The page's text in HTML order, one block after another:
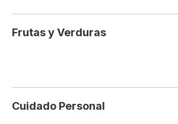
Frutas y Verduras
Cuidado Personal